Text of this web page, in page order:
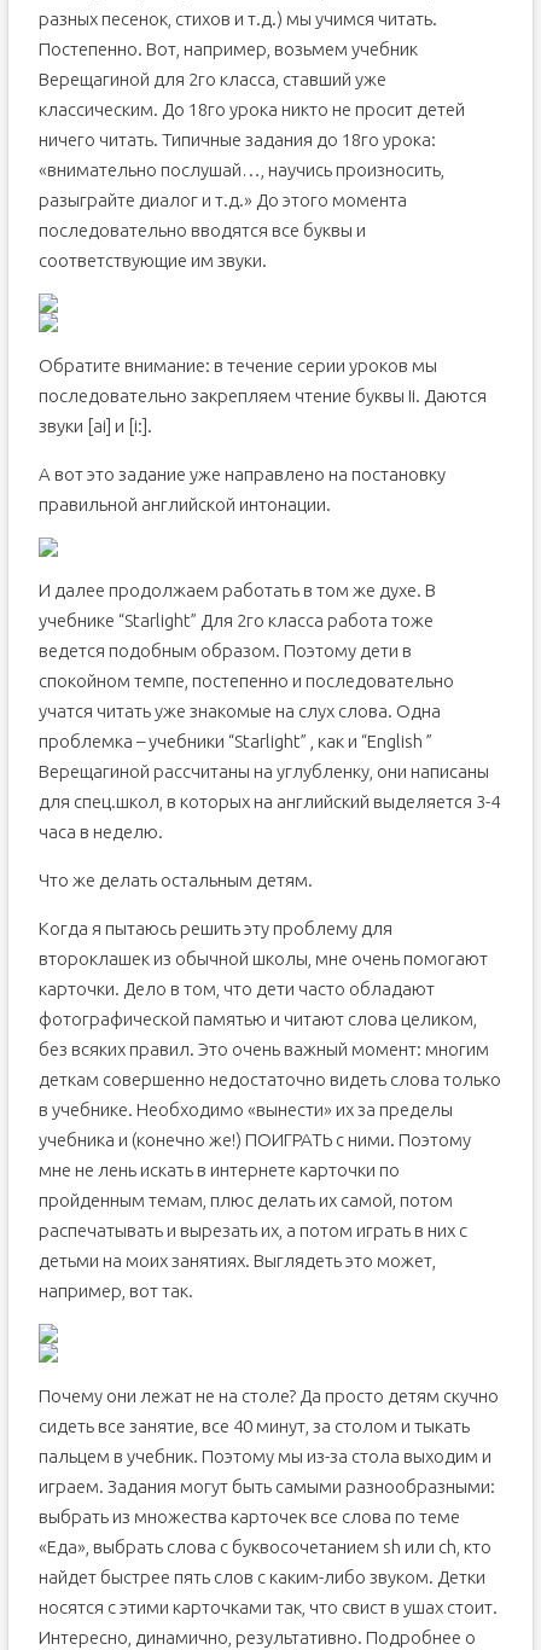
разных песенок, стихов и т.д.) мы учимся читать.
Постепенно. Вот, например, возьмем учебник
Верещагиной для 2го класса, ставший уже
классическим. До 18го урока никто не просит детей
ничего читать. Типичные задания до 18го урока:
«внимательно послушай…, научись произносить,
разыграйте диалог и т.д.» До этого момента
последовательно вводятся все буквы и
соответствующие им звуки.
Обратите внимание: в течение серии уроков мы
последовательно закрепляем чтение буквы Ii. Даются
звуки [ai] и [i:].
А вот это задание уже направлено на постановку
правильной английской интонации.
И далее продолжаем работать в том же духе. В
учебнике “Starlight” Для 2го класса работа тоже
ведется подобным образом. Поэтому дети в
спокойном темпе, постепенно и последовательно
учатся читать уже знакомые на слух слова. Одна
проблемка – учебники “Starlight” , как и “English ”
Верещагиной рассчитаны на углубленку, они написаны
для спец.школ, в которых на английский выделяется 3-4
часа в неделю.
Что же делать остальным детям.
Когда я пытаюсь решить эту проблему для
второклашек из обычной школы, мне очень помогают
карточки. Дело в том, что дети часто обладают
фотографической памятью и читают слова целиком,
без всяких правил. Это очень важный момент: многим
деткам совершенно недостаточно видеть слова только
в учебнике. Необходимо «вынести» их за пределы
учебника и (конечно же!) ПОИГРАТЬ с ними. Поэтому
мне не лень искать в интернете карточки по
пройденным темам, плюс делать их самой, потом
распечатывать и вырезать их, а потом играть в них с
детьми на моих занятиях. Выглядеть это может,
например, вот так.
Почему они лежат не на столе? Да просто детям скучно
сидеть все занятие, все 40 минут, за столом и тыкать
пальцем в учебник. Поэтому мы из-за стола выходим и
играем. Задания могут быть самыми разнообразными:
выбрать из множества карточек все слова по теме
«Еда», выбрать слова с буквосочетанием sh или ch, кто
найдет быстрее пять слов с каким-либо звуком. Детки
носятся с этими карточками так, что свист в ушах стоит.
Интересно, динамично, результативно. Подробнее о